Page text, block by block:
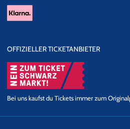
OFFIZIELLER TICKETANBIETER
Bei uns kaufst du Tickets immer zum